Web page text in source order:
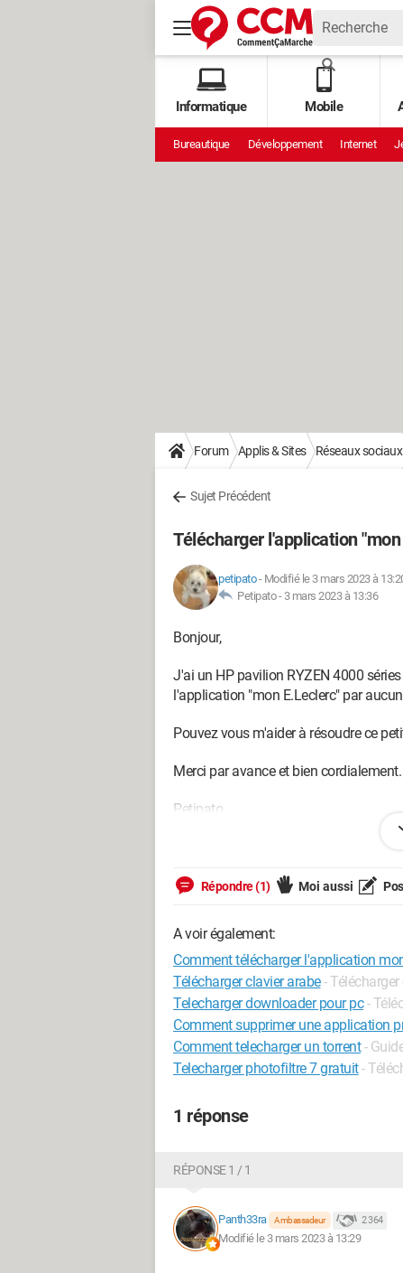
Informatique Mobile
Bureautique Développement Internet
Forum Applis & Sites Réseaux sociaux
Sujet Précédent
Télécharger l'application
petipato- Modifié le 3 mars 2023 à
Petipato - 3 mars 2023 à 13:36
Bonjour,
J'ai un HP pavilion RYZEN 4000
l'application "mon E.Leclerc" par
Pouvez vous m'aider à résoudre ce
Merci par avance et bien cordialement.
Petipato
Windows / Opera 95.0.0.0
Cordialement
Répondre (1) Moi aussi
A voir également:
Comment télécharger l'application
Télécharger clavier arabe-
Telecharger downloader pour pc -
Comment supprimer une application
Comment telecharger un torrent -
Telecharger photofiltre 7 gratuit-
1 réponse
RÉPONSE 1 / 1
Panth33ra Ambassadeur 2 364
Modifié le 3 mars 2023 à 13:29